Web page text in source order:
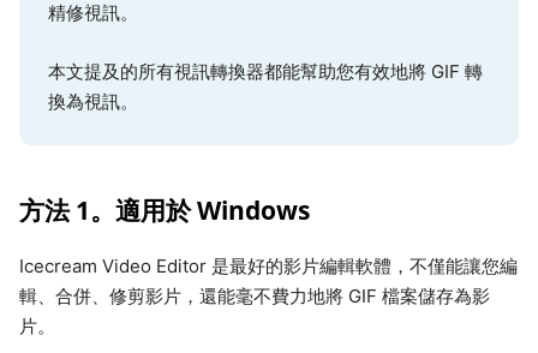
精修視訊。
本文提及的所有視訊轉換器都能幫助您有效地將 GIF 轉
換為視訊。
方法 1。適用於 Windows
Icecream Video Editor 是最好的影片編輯軟體，不僅能讓您編
輯、合併、修剪影片，還能毫不費力地將 GIF 檔案儲存為影
片。